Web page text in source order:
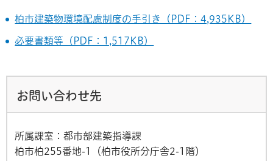
柏市建築物環境配慮制度の手引き（PDF：4,935KB）
必要書類等（PDF：1,517KB）
お問い合わせ先
所属課室：都市部建築指導課
柏市柏255番地-1（柏市役所分庁舎2-1階）